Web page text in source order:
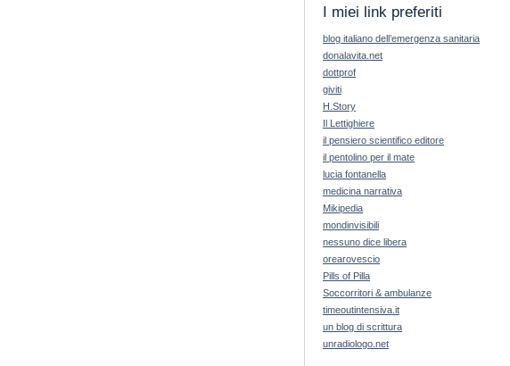
I miei link preferiti
blog italiano dell’emergenza sanitaria
donalavita.net
dottprof
giviti
H.Story
Il Lettighiere
il pensiero scientifico editore
il pentolino per il mate
lucia fontanella
medicina narrativa
Mikipedia
mondinvisibili
nessuno dice libera
orearovescio
Pills of Pilla
Soccorritori & ambulanze
timeoutintensiva.it
un blog di scrittura
unradiologo.net